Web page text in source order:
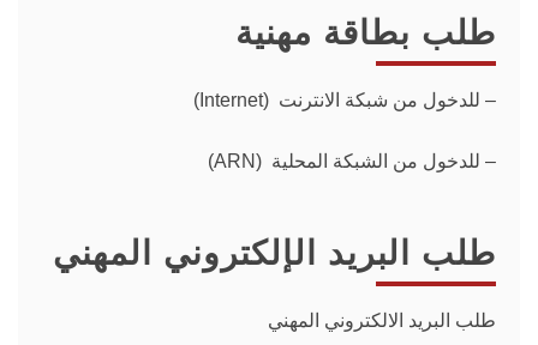
طلب بطاقة مهنية
– للدخول من شبكة الانترنت (Internet)
– للدخول من الشبكة المحلية (ARN)
طلب البريد الإلكتروني المهني
طلب البريد الالكتروني المهني